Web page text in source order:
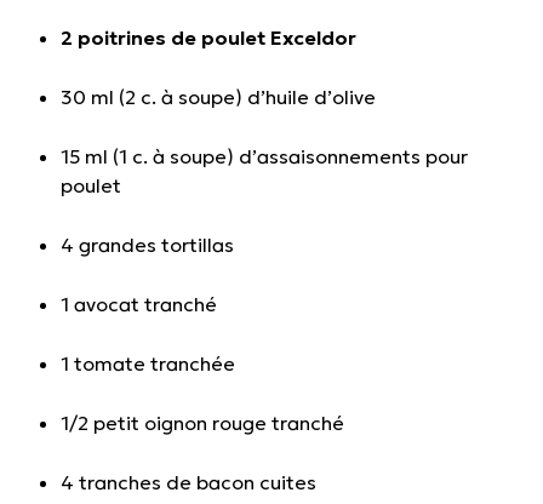
2 poitrines de poulet Exceldor
30 ml (2 c. à soupe) d’huile d’olive
15 ml (1 c. à soupe) d’assaisonnements pour
poulet
4 grandes tortillas
1 avocat tranché
1 tomate tranchée
1/2 petit oignon rouge tranché
4 tranches de bacon cuites